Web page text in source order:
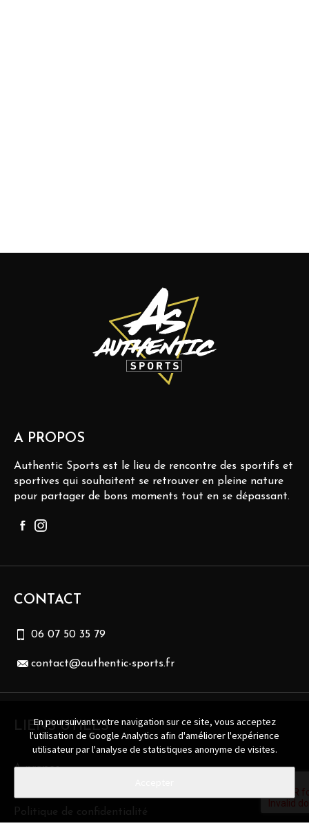
En poursuivant votre navigation sur ce site, vous acceptez
l'utilisation de Google Analytics afin d'améliorer l'expérience
utilisateur par l'analyse de statistiques anonyme de visites.
A PROPOS
Authentic Sports est le lieu de rencontre des sportifs et
sportives qui souhaitent se retrouver en pleine nature
pour partager de bons moments tout en se dépassant.
CONTACT
06 07 50 35 79
contact@authentic-sports.fr
LIENS UTILES
A propos
Politique de confidentialité